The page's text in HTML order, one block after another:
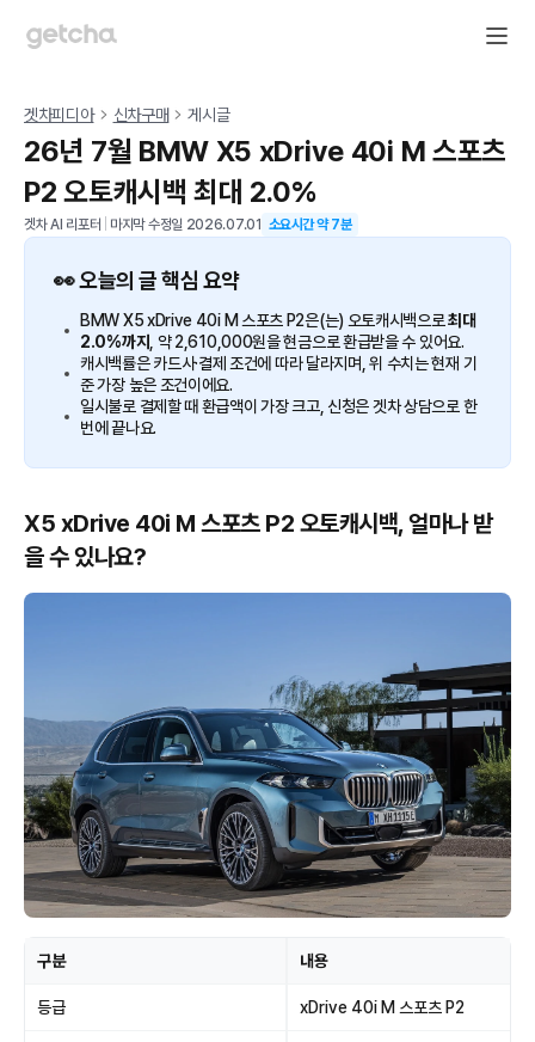
겟차피디아 신차구매 게시글
26년 7월 BMW X5 xDrive 40i M 스포츠
P2 오토캐시백 최대 2.0%
겟차 AI 리포터 마지막 수정일 2026.07.01 소요시간 약7분
👀 오늘의 글 핵심 요약
BMW X5 xDrive 40i M 스포츠 P2은(는) 오토캐시백으로최대
2.0%까지 , 약 2,610,000원을 현금으로 환급받을 수 있어요.
캐시백률은 카드사·결제 조건에 따라 달라지며, 위 수치는 현재 기
준 가장 높은 조건이에요.
일시불로 결제할 때 환급액이 가장 크고, 신청은 겟차 상담으로 한
번에 끝나요.
X5 xDrive 40i M 스포츠 P2 오토캐시백, 얼마나 받
을 수 있나요?
구분 내용
등급 xDrive 40i M 스포츠 P2